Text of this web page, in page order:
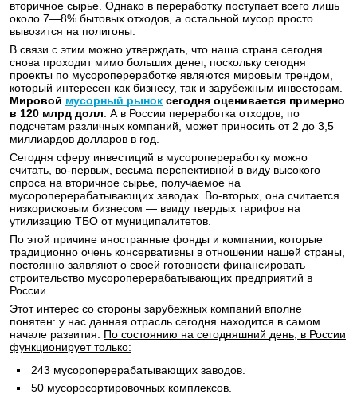
вторичное сырье. Однако в переработку поступает всего лишь
около 7—8% бытовых отходов, а остальной мусор просто
вывозится на полигоны.
В связи с этим можно утверждать, что наша страна сегодня
снова проходит мимо больших денег, поскольку сегодня
проекты по мусоропереработке являются мировым трендом,
который интересен как бизнесу, так и зарубежным инвесторам.
Мировой мусорный рынок сегодня оценивается примерно
в 120 млрд долл . А в России переработка отходов, по
подсчетам различных компаний, может приносить от 2 до 3,5
миллиардов долларов в год.
Сегодня сферу инвестиций в мусоропереработку можно
считать, во-первых, весьма перспективной в виду высокого
спроса на вторичное сырье, получаемое на
мусороперерабатывающих заводах. Во-вторых, она считается
низкорисковым бизнесом — ввиду твердых тарифов на
утилизацию ТБО от муниципалитетов.
По этой причине иностранные фонды и компании, которые
традиционно очень консервативны в отношении нашей страны,
постоянно заявляют о своей готовности финансировать
строительство мусороперерабатывающих предприятий в
России.
Этот интерес со стороны зарубежных компаний вполне
понятен: у нас данная отрасль сегодня находится в самом
начале развития. По состоянию на сегодняшний день, в России
функционирует только:
243 мусороперерабатывающих заводов.
50 мусоросортировочных комплексов.